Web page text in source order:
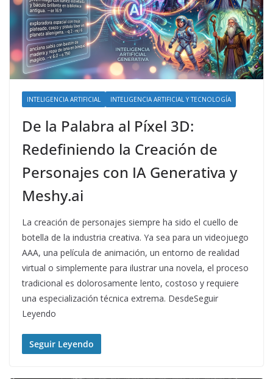
INTELIGENCIA ARTIFICIAL INTELIGENCIA ARTIFICIAL Y TECNOLOGÍA
De la Palabra al Píxel 3D:
Redefiniendo la Creación de
Personajes con IA Generativa y
Meshy.ai
La creación de personajes siempre ha sido el cuello de
botella de la industria creativa. Ya sea para un videojuego
AAA, una película de animación, un entorno de realidad
virtual o simplemente para ilustrar una novela, el proceso
tradicional es dolorosamente lento, costoso y requiere
una especialización técnica extrema. DesdeSeguir
Leyendo
Seguir Leyendo